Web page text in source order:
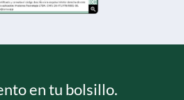
en tu bolsillo.